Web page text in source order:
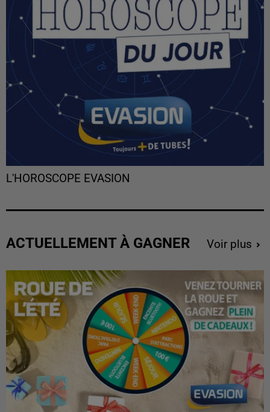
L'HOROSCOPE EVASION
ACTUELLEMENT À GAGNER Voir plus